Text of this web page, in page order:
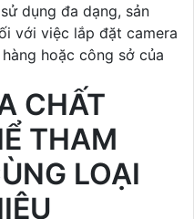
dụng đa dạng, sản
với việc lắp đặt camera
hoặc công sở của
CHẤT
THAM
LOẠI